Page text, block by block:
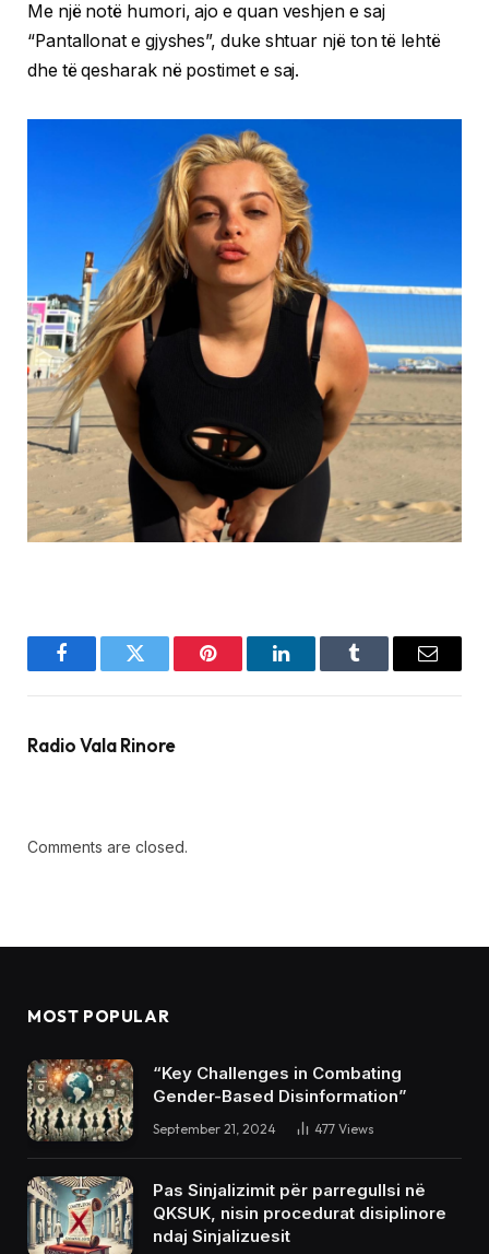
Me një notë humori, ajo e quan veshjen e saj
“Pantallonat e gjyshes”, duke shtuar një ton të lehtë
dhe të qesharak në postimet e saj.
FacebookTwitter Pinterest LinkedInTumblr Email
Radio Vala Rinore
Comments are closed.
MOST POPULAR
“Key Challenges in Combating
Gender-Based Disinformation”
September 21, 2024 477 Views
Pas Sinjalizimit për parregullsi në
QKSUK, nisin procedurat disiplinore
ndaj Sinjalizuesit